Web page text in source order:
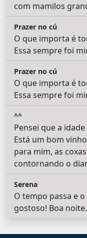
com mamilos
Prazer no cú
O que importa é
Essa sempre foi
Prazer no cú
O que importa é
Essa sempre foi
^^
Pensei que a
Está um bom
para mim, as
contornando o
Serena
O tempo passa e
gostoso! Boa noite.